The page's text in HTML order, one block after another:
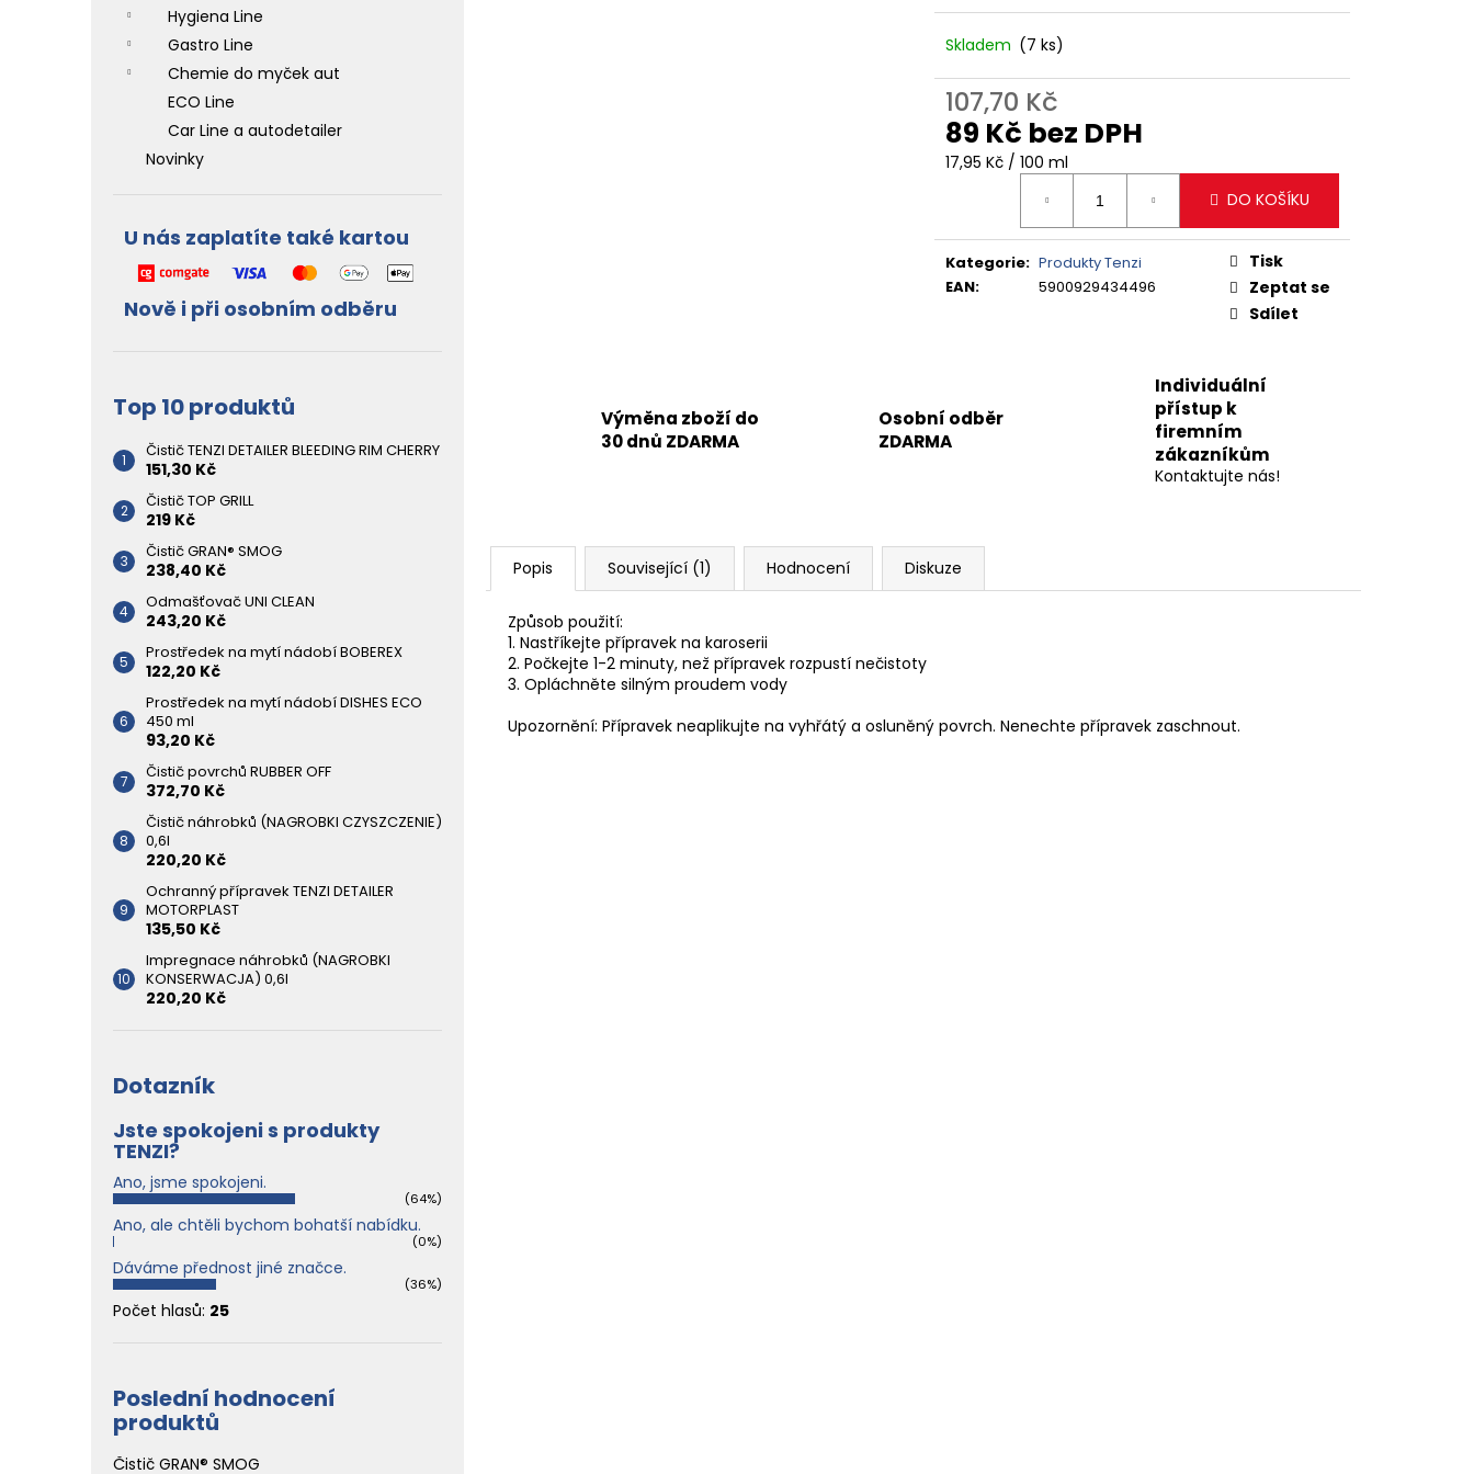
Hygiena Line
Gastro Line
Chemie do myček aut
ECO Line
Car Line a autodetailer
Novinky
U nás zaplatíte také kartou
Nově i při osobním odběru
Top 10 produktů
Čistič TENZI DETAILER BLEEDING RIM CHERRY
151,30 Kč
Čistič TOP GRILL
219 Kč
Čistič GRAN® SMOG
238,40 Kč
Odmašťovač UNI CLEAN
243,20 Kč
Prostředek na mytí nádobí BOBEREX
122,20 Kč
Prostředek na mytí nádobí DISHES ECO
450 ml
93,20 Kč
Čistič povrchů RUBBER OFF
372,70 Kč
Čistič náhrobků (NAGROBKI CZYSZCZENIE)
0,6l
220,20 Kč
Ochranný přípravek TENZI DETAILER
MOTORPLAST
135,50 Kč
Impregnace náhrobků (NAGROBKI
KONSERWACJA) 0,6l
220,20 Kč
Dotazník
Jste spokojeni s produkty
TENZI?
Ano, jsme spokojeni.
(64%)
Ano, ale chtěli bychom bohatší nabídku.
(0%)
Dáváme přednost jiné značce.
(36%)
Počet hlasů: 25
Poslední hodnocení
produktů
Čistič GRAN® SMOG
Skladem (7 ks)
107,70 Kč
89 Kč bez DPH
Měrná
17,95 Kč / 100 ml
DO KOŠÍKU
Kategorie: Produkty Tenzi
EAN: 5900929434496
Tisk
Zeptat se
Sdílet
Výměna zboží do
30 dnů ZDARMA
Osobní odběr
ZDARMA
Individuální
přístup k
firemním
zákazníkům
Kontaktujte nás!
Popis Související (1) Hodnocení Diskuze
Způsob použití:
1. Nastříkejte přípravek na karoserii
2. Počkejte 1-2 minuty, než přípravek rozpustí nečistoty
3. Opláchněte silným proudem vody
Upozornění: Přípravek neaplikujte na vyhřátý a osluněný povrch. Nenechte přípravek zaschnout.